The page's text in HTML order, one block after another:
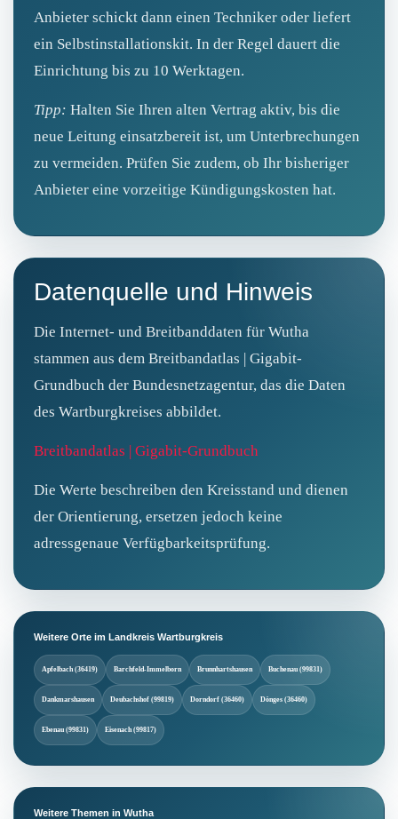
Anbieter schickt dann einen Techniker oder liefert
ein Selbstinstallationskit. In der Regel dauert die
Einrichtung bis zu 10 Werktagen.
Tipp: Halten Sie Ihren alten Vertrag aktiv, bis die
neue Leitung einsatzbereit ist, um Unterbrechungen
zu vermeiden. Prüfen Sie zudem, ob Ihr bisheriger
Anbieter eine vorzeitige Kündigungskosten hat.
Datenquelle und Hinweis
Die Internet- und Breitbanddaten für Wutha
stammen aus dem Breitbandatlas | Gigabit-
Grundbuch der Bundesnetzagentur, das die Daten
des Wartburgkreises abbildet.
Breitbandatlas | Gigabit-Grundbuch
Die Werte beschreiben den Kreisstand und dienen
der Orientierung, ersetzen jedoch keine
adressgenaue Verfügbarkeitsprüfung.
Weitere Orte im Landkreis Wartburgkreis
Apfelbach (36419) Barchfeld-Immelborn Brunnhartshausen Buchenau (99831)
Dankmarshausen Deubachshof (99819) Dorndorf (36460) Dönges (36460)
Ebenau (99831) Eisenach (99817)
Weitere Themen in Wutha